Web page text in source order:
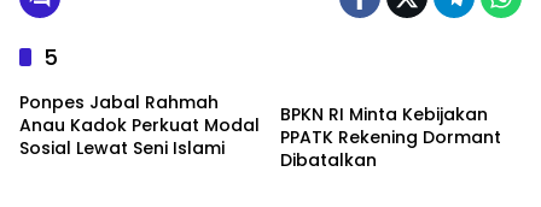
5
Ponpes Jabal Rahmah
Anau Kadok Perkuat Modal
Sosial Lewat Seni Islami
BPKN RI Minta Kebijakan
PPATK Rekening Dormant
Dibatalkan
BERITA